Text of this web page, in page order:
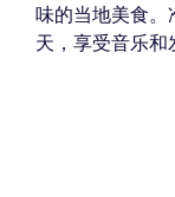
味的当地美食。
天，享受音乐和